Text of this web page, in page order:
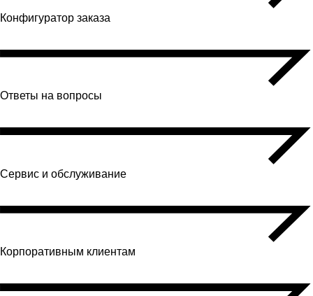
Конфигуратор заказа
Ответы на вопросы
Сервис и обслуживание
Корпоративным клиентам